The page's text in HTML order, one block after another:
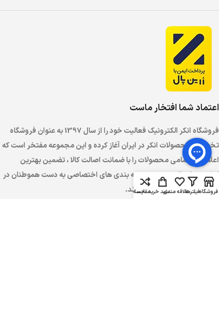
اعتماد شما افتخار ماست
فروشگاه انکر الکترونیک فعالیت خود را از سال 1397 به عنوان فروشگاه
تخصصی محصولات انکر در ایران آغاز کرده و این مجموعه مفتخر است که
اعلام کند تمامی محصولات را با ضمانت اصالت کالا ، تضمین بهترین
کیفیت و ارسال سریع در بسته بندی های اختصاصی به دست هموطنان در
تمامی نقاط ایران خواهد رساند.
فروشگاهفیلترهاعلاقه مندیسبد خریدمقایسه
حساب کاربری من